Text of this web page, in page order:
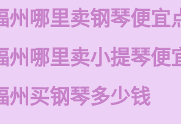
州哪里卖钢琴便宜
州哪里卖小提琴便
州买钢琴多少钱